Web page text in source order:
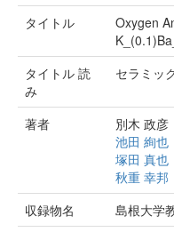
タイトル
Oxygen
タイトル 読
み
セラミッ
著者
別木 政彦
池田 絢也
塚田 真也
秋重 幸邦
収録物名
島根大学